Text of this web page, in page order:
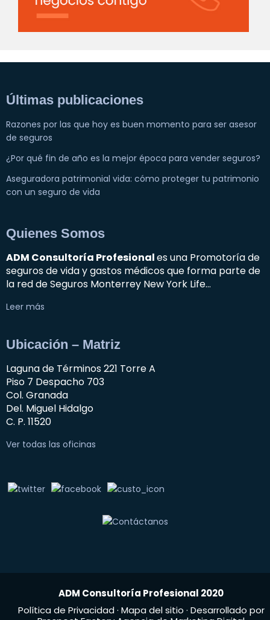
Últimas publicaciones
Razones por las que hoy es buen momento para ser asesor
de seguros
¿Por qué fin de año es la mejor época para vender seguros?
Aseguradora patrimonial vida: cómo proteger tu patrimonio
con un seguro de vida
Quienes Somos
ADM Consultoría Profesionales una Promotoría de
seguros de vida y gastos médicos que forma parte de
la red de Seguros Monterrey New York Life…
Leer más
Ubicación – Matriz
Laguna de Términos 221 Torre A
Piso 7 Despacho 703
Col. Granada
Del. Miguel Hidalgo
C. P. 11520
Ver todas las oficinas
ADM Consultoría Profesional 2020
Política de Privacidad · Mapa del sitio · Desarrollado por